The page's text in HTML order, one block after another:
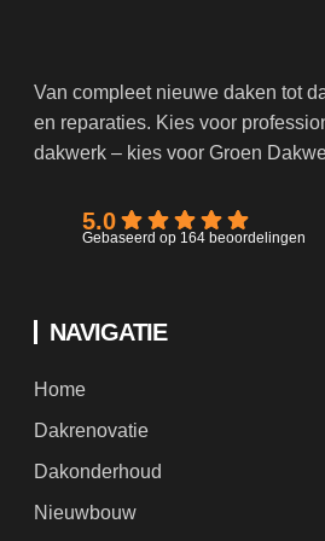
Van compleet nieuwe daken tot
en reparaties. Kies voor
dakwerk – kies voor Groen
5.0
Gebaseerd op 164 beoordelingen
NAVIGATIE
Home
Dakrenovatie
Dakonderhoud
Nieuwbouw